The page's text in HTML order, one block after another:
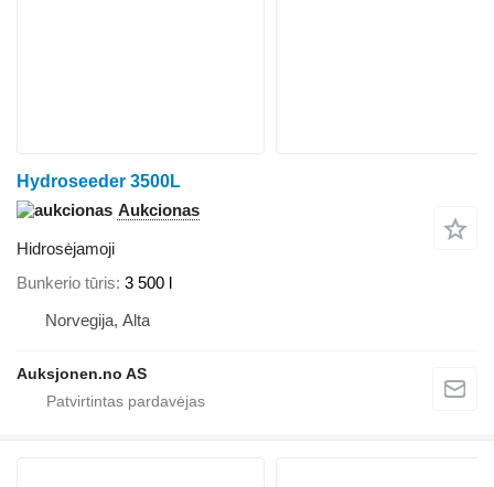
Hydroseeder 3500L
Aukcionas
Hidrosėjamoji
Bunkerio tūris 3 500 l
Norvegija, Alta
Auksjonen.no AS